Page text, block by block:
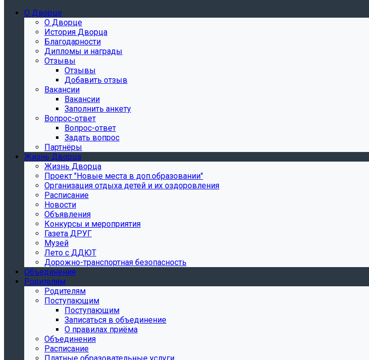
О Дворце
О Дворце
История Дворца
Благодарности
Дипломы и награды
Отзывы
Отзывы
Добавить отзыв
Вакансии
Вакансии
Заполнить анкету
Вопрос-ответ
Вопрос-ответ
Задать вопрос
Партнёры
Жизнь Дворца
Жизнь Дворца
Проект "Новые места в доп.образовании"
Организация отдыха детей и их оздоровления
Расписание
Новости
Объявления
Конкурсы и мероприятия
Газета ДРУГ
Музей
Лето с ДДЮТ
Дорожно-транспортная безопасность
Объединения
Родителям
Родителям
Поступающим
Поступающим
Записаться в объединение
О правилах приёма
Объединения
Расписание